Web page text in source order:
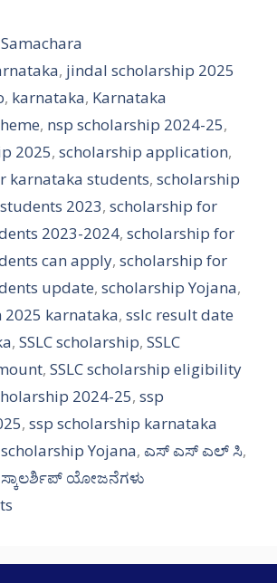
, jindal scholarship 2025
, karnataka, Karnataka
, nsp scholarship 2024-25,
2025, scholarship application,
karnataka students, scholarship
2023, scholarship for
2023-2024, scholarship for
can apply, scholarship for
update, scholarship Yojana,
2025 karnataka, sslc result date
, SSLC scholarship, SSLC
, SSLC scholarship eligibility
2024-25, ssp
, ssp scholarship karnataka
Yojana, ಎಸ್ ಎಸ್ ಎಲ್ ಸಿ,
ಯೋಜನೆಗಳು